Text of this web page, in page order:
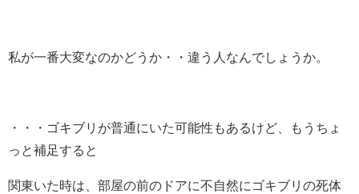
私が一番大変なのかどうか・・違う人なんでしょうか。
・・・ゴキブリが普通にいた可能性もあるけど、もうちょ
っと補足すると
関東いた時は、部屋の前のドアに不自然にゴキブリの死体